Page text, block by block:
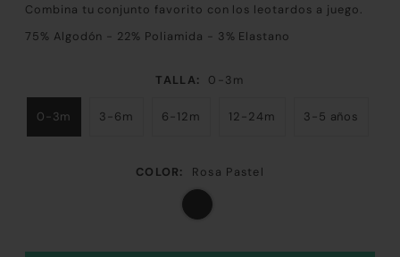
Combina tu conjunto favorito con los leotardos a juego.
75% Algodón - 22% Poliamida - 3% Elastano
TALLA: 0-3m
0-3m 3-6m 6-12m 12-24m 3-5 años
COLOR: Rosa Pastel